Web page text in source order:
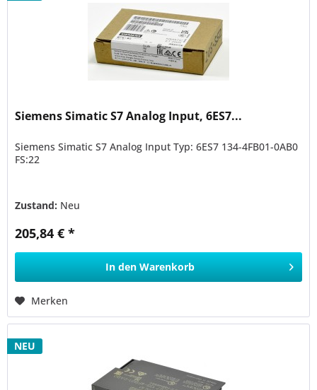
Siemens Simatic S7 Analog Input, 6ES7...
Siemens Simatic S7 Analog Input Typ: 6ES7 134-4FB01-0AB0
FS:22
Zustand: Neu
205,84 € *
In den Warenkorb
Merken
NEU